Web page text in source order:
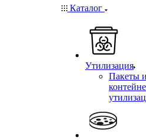
Каталог
Утилизация
Пакеты